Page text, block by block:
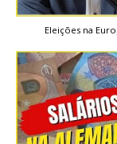
Eleições na